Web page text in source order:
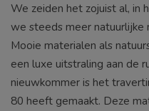
We zeiden het zojuist al, in
we steeds meer natuurlijke
Mooie materialen als
een luxe uitstraling aan de
nieuwkommer is het
80 heeft gemaakt. Deze